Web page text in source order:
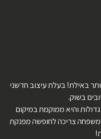
באילת! בעלת עיצוב חדשני
בשוק.
והיא ממוקמת במיקום
צריכה לחופשה מפנקת